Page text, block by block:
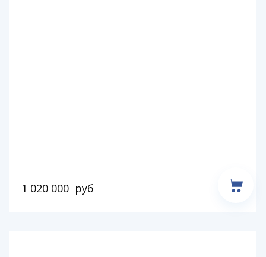
1 020 000 руб